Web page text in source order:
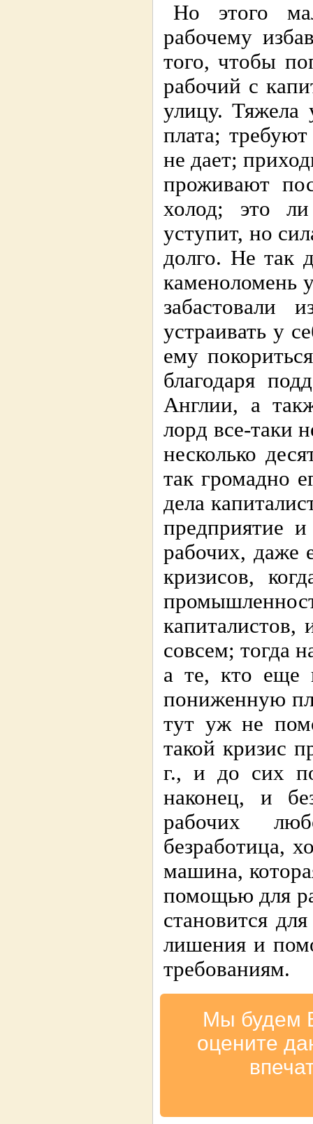
Но этого
рабочему
того, чтобы
рабочий с
улицу. Тяжела
плата;
не дает;
проживают
холод; это
уступит, но
долго. Не так
каменоломень
устраивать у
ему
благодаря
Англии, а
лорд все-таки
несколько
так громадно
дела
предприятие
рабочих, даже
кризисов,
капиталистов,
совсем; тогда
а те, кто еще
пониженную
тут уж не
такой кризис
г., и до сих
наконец, и
рабочих
безработица,
машина,
помощью для
становится
лишения и
требованиям.
Мы будем
оцените